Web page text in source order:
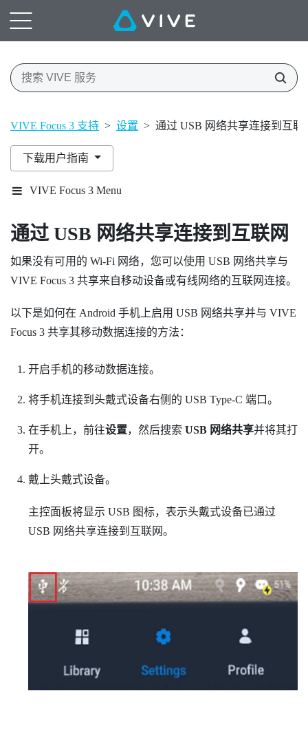
VIVE Focus 3 支持 > 设置 > 通过 USB 网络共享连接到互联
下载用户指南
VIVE Focus 3 Menu
通过 USB 网络共享连接到互联网
如果没有可用的 Wi‍-Fi 网络，您可以使用 USB 网络共享与
VIVE Focus 3 共享来自移动设备或有线网络的互联网连接。
以下是如何在 Android 手机上启用 USB 网络共享并与 VIVE
Focus 3 共享其移动数据连接的方法：
开启手机的移动数据连接。
将手机连接到头戴式设备右侧的 USB Type-C 端口。
在手机上，前往设置，然后搜索 USB 网络共享并将其打
开。
戴上头戴式设备。
主控面板将显示 USB 图标，表示头戴式设备已通过
USB 网络共享连接到互联网。